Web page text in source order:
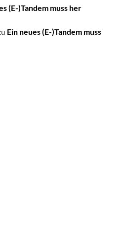
(E-)Tandem muss her
Ein neues (E-)Tandem muss